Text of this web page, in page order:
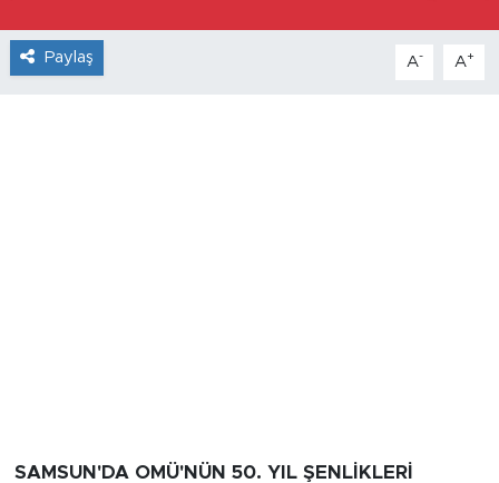
Paylaş A- A+
SAMSUN'DA OMÜ'NÜN 50. YIL ŞENLİKLERİ